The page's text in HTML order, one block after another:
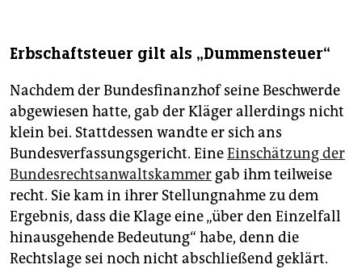
Erbschaftsteuer gilt als „Dummensteuer“
Nachdem der Bundesfinanzhof seine Beschwerde
abgewiesen hatte, gab der Kläger allerdings nicht
klein bei. Stattdessen wandte er sich ans
Bundesverfassungsgericht. EineEinschätzung der
Bundesrechtsanwaltskammer gab ihm teilweise
recht. Sie kam in ihrer Stellungnahme zu dem
Ergebnis, dass die Klage eine „über den Einzelfall
hinausgehende Bedeutung“ habe, denn die
Rechtslage sei noch nicht abschließend geklärt.